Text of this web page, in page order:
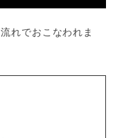
れでおこなわれま